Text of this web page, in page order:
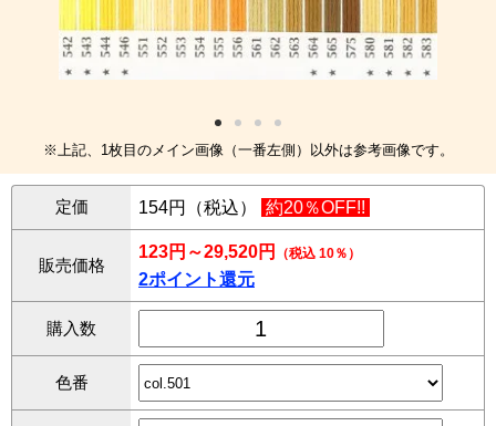
※上記、1枚目のメイン画像（一番左側）以外は参考画像です。
定価 154円（税込） 約20％OFF!!
販売価格
123円～29,520円 （税込 10％）
2ポイント還元
購入数
色番